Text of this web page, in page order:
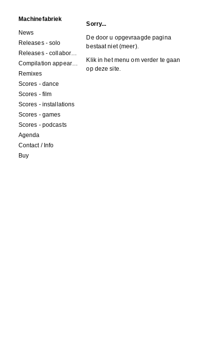
Machinefabriek
News
Releases - solo
Releases - collaborations
Compilation appearances
Remixes
Scores - dance
Scores - film
Scores - installations
Scores - games
Scores - podcasts
Agenda
Contact / Info
Buy
Sorry...
De door u opgevraagde pagina
bestaat niet (meer).
Klik in het menu om verder te gaan
op deze site.